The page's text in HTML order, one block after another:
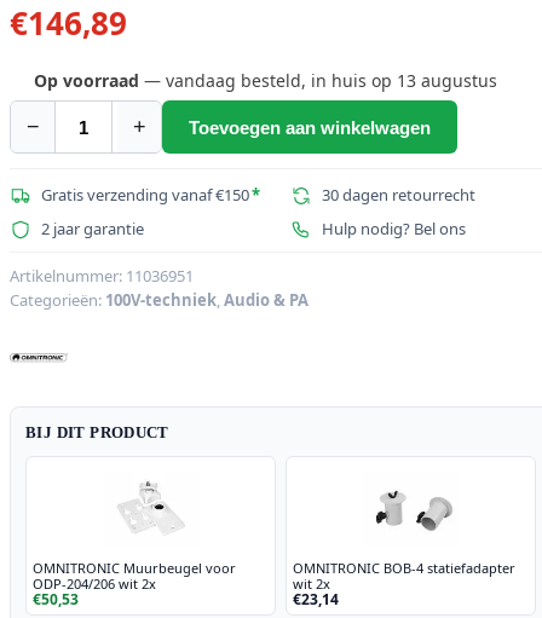
€146,89
Op voorraad — vandaag besteld, in huis op 13 augustus
−
OMNITRONIC
204
Installatie
16
ohm
+ Toevoegen aan winkelwagen
Gratis verzending vanaf €150*
30 dagen retourrecht
2 jaar garantie
Hulp nodig? Bel ons
Artikelnummer: 11036951
Categorieën: 100V-techniek,Audio & PA
BIJ DIT PRODUCT
OMNITRONIC Muurbeugel voor
ODP-204/206 wit 2x
€50,53
OMNITRONIC BOB-4 statiefadapter
wit 2x
€23,14